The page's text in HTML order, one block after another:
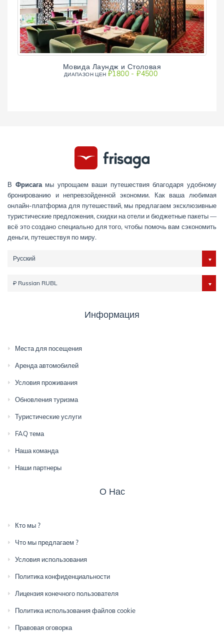
Мовида Лаундж и Столовая
ДИАПAЗОН ЦЕН ₽1800 - ₽4500
В Фрисагамы упрощаем ваши путешествия благодаря удобному
бронированию и непревзойденной экономии. Как ваша любимая
онлайн-платформа для путешествий, мы предлагаем эксклюзивные
туристические предложения, скидки на отели и бюджетные пакеты —
всё это создано специально для того, чтобы помочь вам сэкономить
деньги, путешествуя по миру.
Русский
₽ Russian RUBL
Информация
Места для посещения
Аренда автомобилей
Условия проживания
Обновления туризма
Туристические услуги
FAQ тема
Наша команда
Наши партнеры
О Нас
Кто мы ?
Что мы предлагаем ?
Условия использования
Политика конфиденциальности
Лицензия конечного пользователя
Политика использования файлов cookie
Правовая оговорка